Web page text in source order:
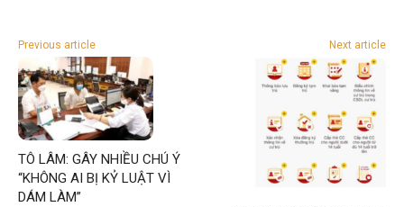
Previous article
TÔ LÂM: GÂY NHIỀU CHÚ Ý
“KHÔNG AI BỊ KỶ LUẬT VÌ
DÁM LÀM”
Next article